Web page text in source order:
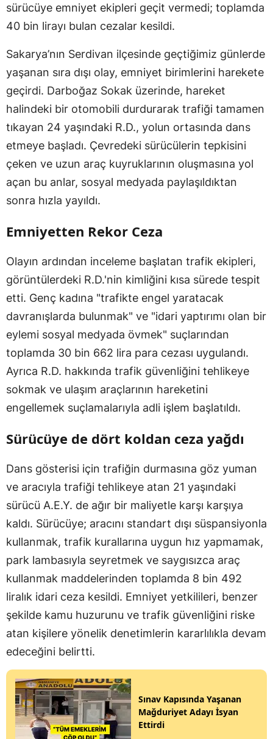
sürücüye emniyet ekipleri geçit vermedi; toplamda
40 bin lirayı bulan cezalar kesildi.
Sakarya’nın Serdivan ilçesinde geçtiğimiz günlerde
yaşanan sıra dışı olay, emniyet birimlerini harekete
geçirdi. Darboğaz Sokak üzerinde, hareket
halindeki bir otomobili durdurarak trafiği tamamen
tıkayan 24 yaşındaki R.D., yolun ortasında dans
etmeye başladı. Çevredeki sürücülerin tepkisini
çeken ve uzun araç kuyruklarının oluşmasına yol
açan bu anlar, sosyal medyada paylaşıldıktan
sonra hızla yayıldı.
Emniyetten Rekor Ceza
Olayın ardından inceleme başlatan trafik ekipleri,
görüntülerdeki R.D.'nin kimliğini kısa sürede tespit
etti. Genç kadına "trafikte engel yaratacak
davranışlarda bulunmak" ve "idari yaptırımı olan bir
eylemi sosyal medyada övmek" suçlarından
toplamda 30 bin 662 lira para cezası uygulandı.
Ayrıca R.D. hakkında trafik güvenliğini tehlikeye
sokmak ve ulaşım araçlarının hareketini
engellemek suçlamalarıyla adli işlem başlatıldı.
Sürücüye de dört koldan ceza yağdı
Dans gösterisi için trafiğin durmasına göz yuman
ve aracıyla trafiği tehlikeye atan 21 yaşındaki
sürücü A.E.Y. de ağır bir maliyetle karşı karşıya
kaldı. Sürücüye; aracını standart dışı süspansiyonla
kullanmak, trafik kurallarına uygun hız yapmamak,
park lambasıyla seyretmek ve saygısızca araç
kullanmak maddelerinden toplamda 8 bin 492
liralık idari ceza kesildi. Emniyet yetkilileri, benzer
şekilde kamu huzurunu ve trafik güvenliğini riske
atan kişilere yönelik denetimlerin kararlılıkla devam
edeceğini belirtti.
Sınav Kapısında Yaşanan
Mağduriyet Adayı İsyan
Ettirdi